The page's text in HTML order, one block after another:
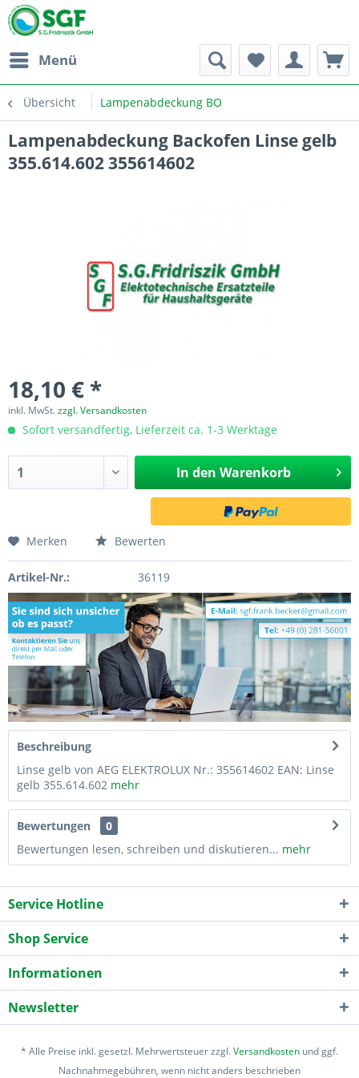
Menü
Übersicht Lampenabdeckung BO
Lampenabdeckung Backofen Linse gelb
355.614.602 355614602
18,10 € *
inkl. MwSt.zzgl. Versandkosten
Sofort versandfertig, Lieferzeit ca. 1-3 Werktage
In den Warenkorb
Merken Bewerten
Artikel-Nr.: 36119
Beschreibung
Linse gelb von AEG ELEKTROLUX Nr.: 355614602 EAN: Linse
gelb 355.614.602 mehr
Bewertungen
0
Bewertungen lesen, schreiben und diskutieren... mehr
Service Hotline
Shop Service
Informationen
Newsletter
* Alle Preise inkl. gesetzl. Mehrwertsteuer zzgl.Versandkosten und ggf.
Nachnahmegebühren, wenn nicht anders beschrieben